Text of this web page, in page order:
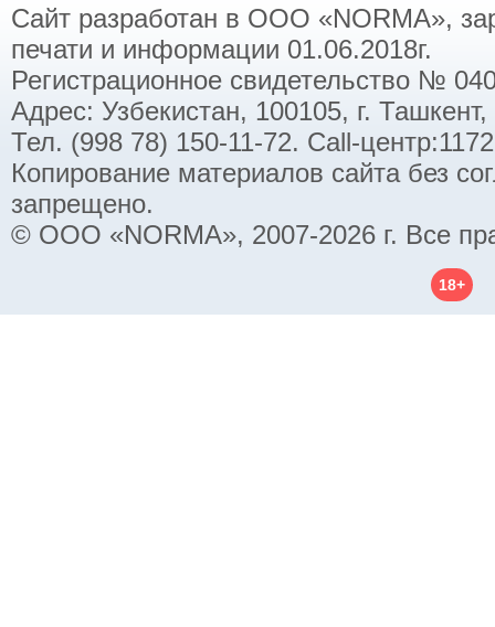
Сайт разработан в ООО «NORMA»,
печати и информации 01.06.2018г.
Регистрационное свидетельство №
Адрес: Узбекистан, 100105, г.
Тел. (998 78) 150-11-72. Call-
Копирование материалов сайта без
запрещено.
© ООО «NORMA», 2007-2026 г. Все
18+